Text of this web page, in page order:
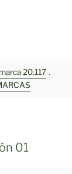
20.117 .
01